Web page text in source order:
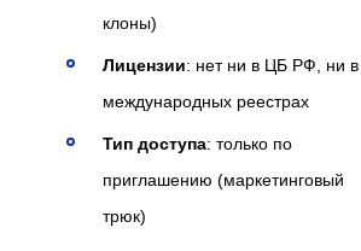
клоны)
Лицензии: нет ни в ЦБ РФ, ни в
международных реестрах
Тип доступа: только по
приглашению (маркетинговый
трюк)